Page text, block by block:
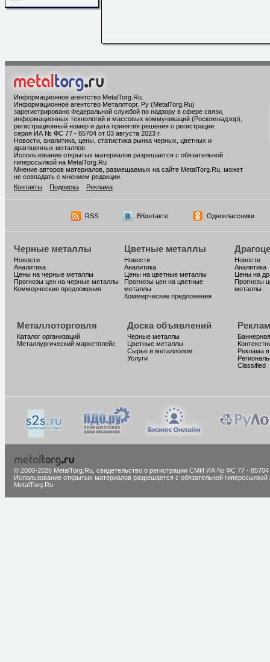
Информационное агентство MetalTorg.Ru
Информационное агентство Металлторг. Ру (MetalTorg.Ru)
зарегистрировано Федеральной службой по надзору в сфере связи,
информационных технологий и массовых коммуникаций (Роскомнадзор),
регистрационный номер и дата принятия решения о регистрации:
серия ИА № ФС 77 - 85704 от 03 августа 2023 г.
Новости, аналитика, цены, статистика рынка черных, цветных и
драгоценных металлов.
Использование открытых материалов разрешается с обязательной
гиперссылкой на MetalTorg.Ru
Мнение авторов материалов, размещаемых на сайте MetalTorg.Ru, может
не совпадать с мнением редакции.
Контакты
Подписка Реклама
RSS ВКонтакте Одноклассники
Черные металлы
Новости
Аналитика
Цены на черные металлы
Прогнозы цен на черные металлы
Коммерческие предложения
Цветные металлы
Новости
Аналитика
Цены на цветные металлы
Прогнозы цен на цветные
металлы
Коммерческие предложения
Новости
Аналитика
Цены на
Прогнозы
металлы
Металлоторговля
Каталог организаций
Металлургический маркетплейс
Доска объявлений
Черные металлы
Цветные металлы
Сырье и металлолом
Услуги
Реклама
Classified
© 2000-2026 MetalTorg.Ru, cвидетельство о регистрации СМИ ИА № ФС 77 - 85704
Использование открытых материалов разрешается с обязательной гиперссылкой
MetalTorg.Ru